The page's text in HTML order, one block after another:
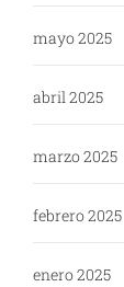
mayo 2025
abril 2025
marzo 2025
febrero 2025
enero 2025